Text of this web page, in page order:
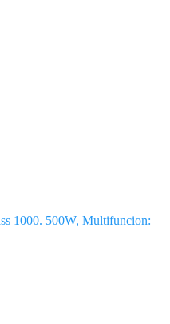
1000. 500W, Multifuncion: